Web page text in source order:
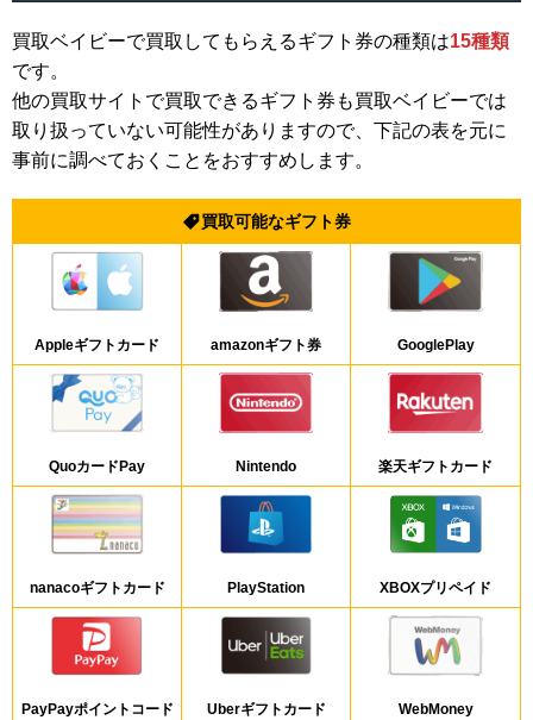
買取ベイビーで買取してもらえるギフト券の種類は15種類
です。
他の買取サイトで買取できるギフト券も買取ベイビーでは
取り扱っていない可能性がありますので、下記の表を元に
事前に調べておくことをおすすめします。
買取可能なギフト券
Appleギフトカード amazonギフト券 GooglePlay
QuoカードPay Nintendo 楽天ギフトカード
nanacoギフトカード PlayStation XBOXプリペイド
PayPayポイントコード Uberギフトカード WebMoney